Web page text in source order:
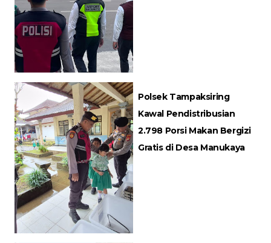
Polsek Tampaksiring
Kawal Pendistribusian
2.798 Porsi Makan Bergizi
Gratis di Desa Manukaya